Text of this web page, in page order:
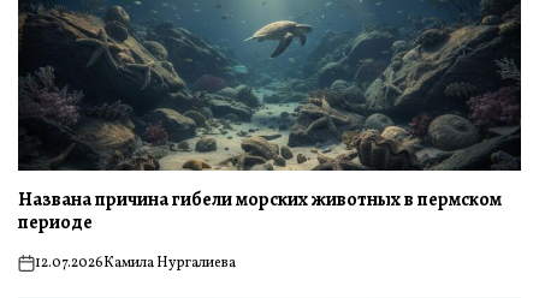
Названа причина гибели морских животных в пермском
периоде
on12.07.2026Камила Нургалиева